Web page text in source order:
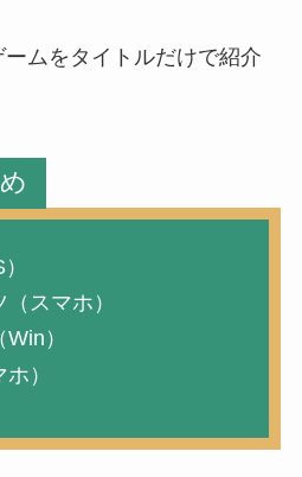
ムをタイトルだけで紹介
スマホ）
）
）